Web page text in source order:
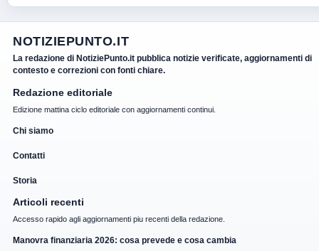
NOTIZIEPUNTO.IT
La redazione di NotiziePunto.it pubblica notizie verificate, aggiornamenti di
contesto e correzioni con fonti chiare.
Redazione editoriale
Edizione mattina ciclo editoriale con aggiornamenti continui.
Chi siamo
Contatti
Storia
Articoli recenti
Accesso rapido agli aggiornamenti piu recenti della redazione.
Manovra finanziaria 2026: cosa prevede e cosa cambia